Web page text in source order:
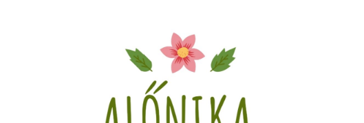
навигации
содержимому